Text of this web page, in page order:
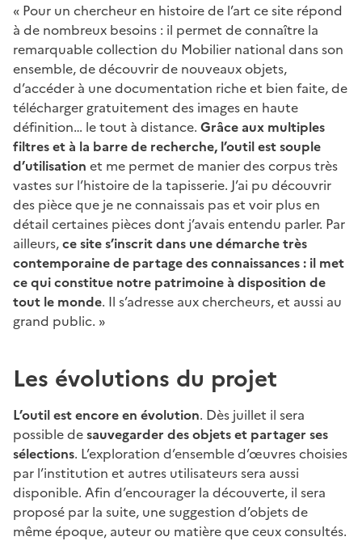
« Pour un chercheur en histoire de l’art ce site répond
à de nombreux besoins : il permet de connaître la
remarquable collection du Mobilier national dans son
ensemble, de découvrir de nouveaux objets,
d’accéder à une documentation riche et bien faite, de
télécharger gratuitement des images en haute
définition… le tout à distance. Grâce aux multiples
filtres et à la barre de recherche, l’outil est souple
d’utilisation et me permet de manier des corpus très
vastes sur l’histoire de la tapisserie. J’ai pu découvrir
des pièce que je ne connaissais pas et voir plus en
détail certaines pièces dont j’avais entendu parler. Par
ailleurs,ce site s’inscrit dans une démarche très
contemporaine de partage des connaissances : il met
ce qui constitue notre patrimoine à disposition de
tout le monde. Il s’adresse aux chercheurs, et aussi au
grand public. »
Les évolutions du projet
L’outil est encore en évolution. Dès juillet il sera
possible desauvegarder des objets et partager ses
sélections. L’exploration d’ensemble d’œuvres choisies
par l’institution et autres utilisateurs sera aussi
disponible. Afin d’encourager la découverte, il sera
proposé par la suite, une suggestion d’objets de
même époque, auteur ou matière que ceux consultés.